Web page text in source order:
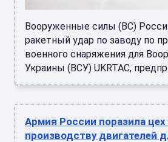
Вооруженные силы (ВС)
ракетный удар по заводу по
военного снаряжения для
Украины (ВСУ) UKRTAC,
Армия России поразила цех
производству двигателей